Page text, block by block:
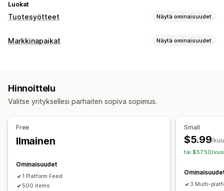
Luokat
Tuotesyötteet Näytä ominaisuudet
Syötteen mukauttaminen
Syötteen hallinnointi
Ajastettu synkronointi
Varaston tuki
Syötteen optimointi
Markkinapaikat Näytä ominaisuudet
Tuotteiden synkronointi
Hinnoittelu
Valitse yrityksellesi parhaiten sopiva sopimus.
Free
Ilmainen
Ominaisuudet
1 Platform Feed
500 items
Small
$5.99/
tai $57.50/
3 Multi-